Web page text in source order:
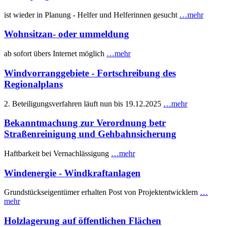
ist wieder in Planung - Helfer und Helferinnen gesucht …mehr
Wohnsitzan- oder ummeldung
ab sofort übers Internet möglich …mehr
Windvorranggebiete - Fortschreibung des
Regionalplans
2. Beteiligungsverfahren läuft nun bis 19.12.2025 …mehr
Bekanntmachung zur Verordnung betr
Straßenreinigung und Gehbahnsicherung
Haftbarkeit bei Vernachlässigung …mehr
Windenergie - Windkraftanlagen
Grundstückseigentümer erhalten Post von Projektentwicklern …
mehr
Holzlagerung auf öffentlichen Flächen